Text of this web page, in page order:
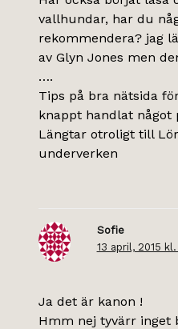
vallhundar, har du
rekommendera? jag
av Glyn Jones men
….
Tips på bra nätsida
knappt handlat något
Längtar otroligt till
underverken
Sofie
13 april, 2015
Ja det är kanon !
Hmm nej tyvärr inget